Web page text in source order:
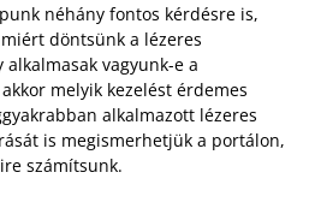
néhány fontos kérdésre is,
döntsünk a lézeres
vagyunk-e a
melyik kezelést érdemes
alkalmazott lézeres
is megismerhetjük a portálon,
számítsunk.